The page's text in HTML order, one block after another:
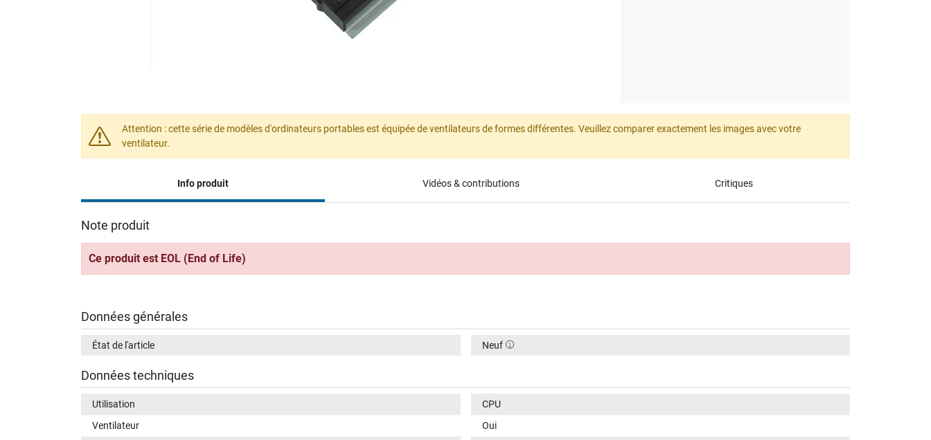
Attention : cette série de modèles d'ordinateurs portables est équipée de ventilateurs de formes différentes. Veuillez comparer exactement les images avec votre
ventilateur.
Info produit Vidéos & contributions Critiques
Note produit
Ce produit est EOL (End of Life)
Données générales
État de l'article Neuf
Données techniques
Utilisation
CPU
Ventilateur
Oui